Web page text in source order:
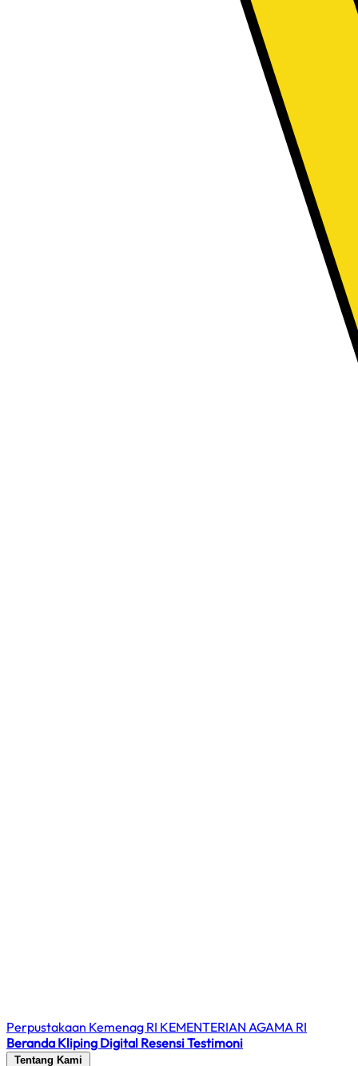
Perpustakaan Kemenag RI KEMENTERIAN AGAMA RI
Beranda Kliping Digital ResensiTestimoni
Tentang Kami